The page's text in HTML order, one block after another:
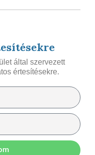
által szervezett
értesítésekre.